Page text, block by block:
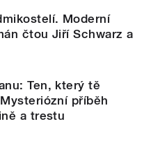
Moderní
čtou Jiří Schwarz a
Ten, který tě
příběh
a trestu